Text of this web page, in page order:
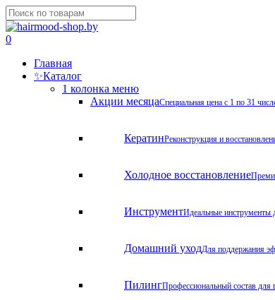
Skip
to
main
Close
Search
search
account
0
Главная
✨Каталог
1 колонка меню
Акции месяцаСпециальная цена с 1 по 31
КератинРеконструкция и
Холодное восстановление
ИнструментИдеальные инструменты
Домашний уходДля поддержания
ПилингПрофессиональный состав для